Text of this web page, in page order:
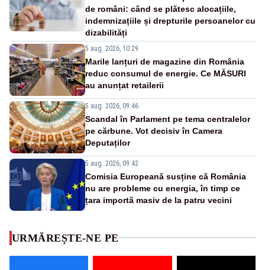
de români: când se plătesc alocațiile,
indemnizațiile și drepturile persoanelor cu
dizabilități
5 aug. 2026, 10:29
Marile lanțuri de magazine din România
reduc consumul de energie. Ce MĂSURI
au anunțat retailerii
5 aug. 2026, 09:46
Scandal în Parlament pe tema centralelor
pe cărbune. Vot decisiv în Camera
Deputaților
5 aug. 2026, 09:42
Comisia Europeană susține că România
nu are probleme cu energia, în timp ce
țara importă masiv de la patru vecini
URMĂREȘTE-NE PE